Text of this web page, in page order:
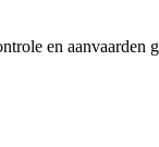
en aanvaarden